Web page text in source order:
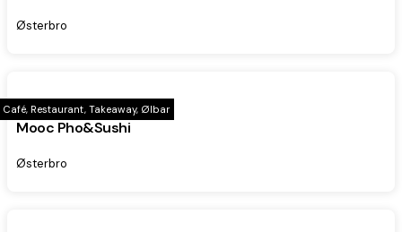
Østerbro
Café, Restaurant, Takeaway, Ølbar
Mooc Pho&Sushi
Østerbro